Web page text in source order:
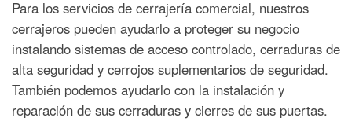
Para los servicios de cerrajería comercial, nuestros
cerrajeros pueden ayudarlo a proteger su negocio
instalando sistemas de acceso controlado, cerraduras de
alta seguridad y cerrojos suplementarios de seguridad.
También podemos ayudarlo con la instalación y
reparación de sus cerraduras y cierres de sus puertas.